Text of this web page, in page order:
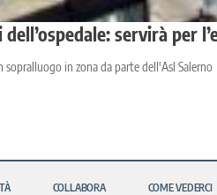
servirà per
in zona da parte dell'Asl Salerno
COLLABORA COME VEDERCI